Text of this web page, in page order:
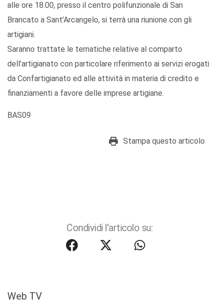
alle ore 18.00, presso il centro polifunzionale di San
Brancato a Sant’Arcangelo, si terrà una riunione con gli
artigiani.
Saranno trattate le tematiche relative al comparto
dell’artigianato con particolare riferimento ai servizi erogati
da Confartigianato ed alle attività in materia di credito e
finanziamenti a favore delle imprese artigiane.
BAS09
Stampa questo articolo
Condividi l'articolo su:
Web TV